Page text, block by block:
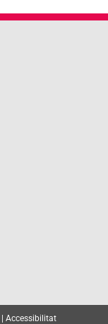
Accessibilitat